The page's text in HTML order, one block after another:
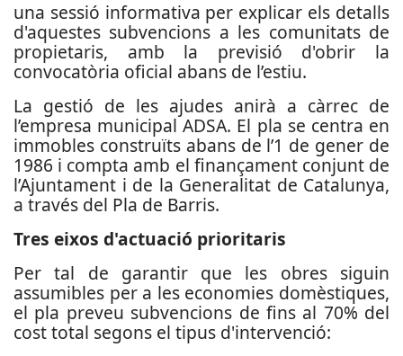
una sessió informativa per explicar els detalls
d'aquestes subvencions a les comunitats de
propietaris, amb la previsió d'obrir la
convocatòria oficial abans de l’estiu.
La gestió de les ajudes anirà a càrrec de
l’empresa municipal ADSA. El pla se centra en
immobles construïts abans de l’1 de gener de
1986 i compta amb el finançament conjunt de
l’Ajuntament i de la Generalitat de Catalunya,
a través del Pla de Barris.
Tres eixos d'actuació prioritaris
Per tal de garantir que les obres siguin
assumibles per a les economies domèstiques,
el pla preveu subvencions de fins al 70% del
cost total segons el tipus d'intervenció: